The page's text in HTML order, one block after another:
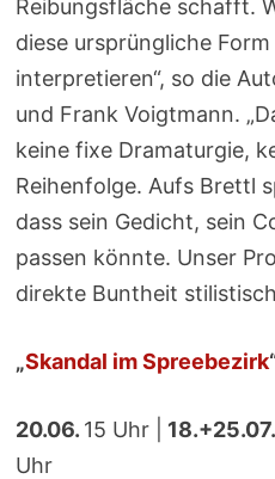
Reibungsfläche schafft.
diese ursprüngliche
interpretieren“, so die
und Frank Voigtmann.
keine fixe Dramaturgie,
Reihenfolge. Aufs Brettl
dass sein Gedicht, sein
passen könnte. Unser
direkte Buntheit
„Skandal im Spreebezirk
20.06. 15 Uhr | 18.+25.07.
Uhr